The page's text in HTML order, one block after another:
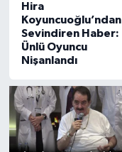
Hira
Koyuncuoğlu’ndan
Sevindiren Haber:
Ünlü Oyuncu
Nişanlandı